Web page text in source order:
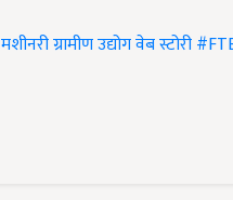
मशीनरीग्रामीण उद्योगवेब स्टोरी